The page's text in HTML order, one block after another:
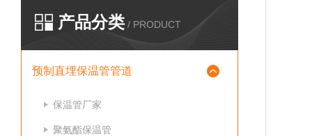
产品分类 / PRODUCT
预制直埋保温管管道
保温管厂家
聚氨酯保温管